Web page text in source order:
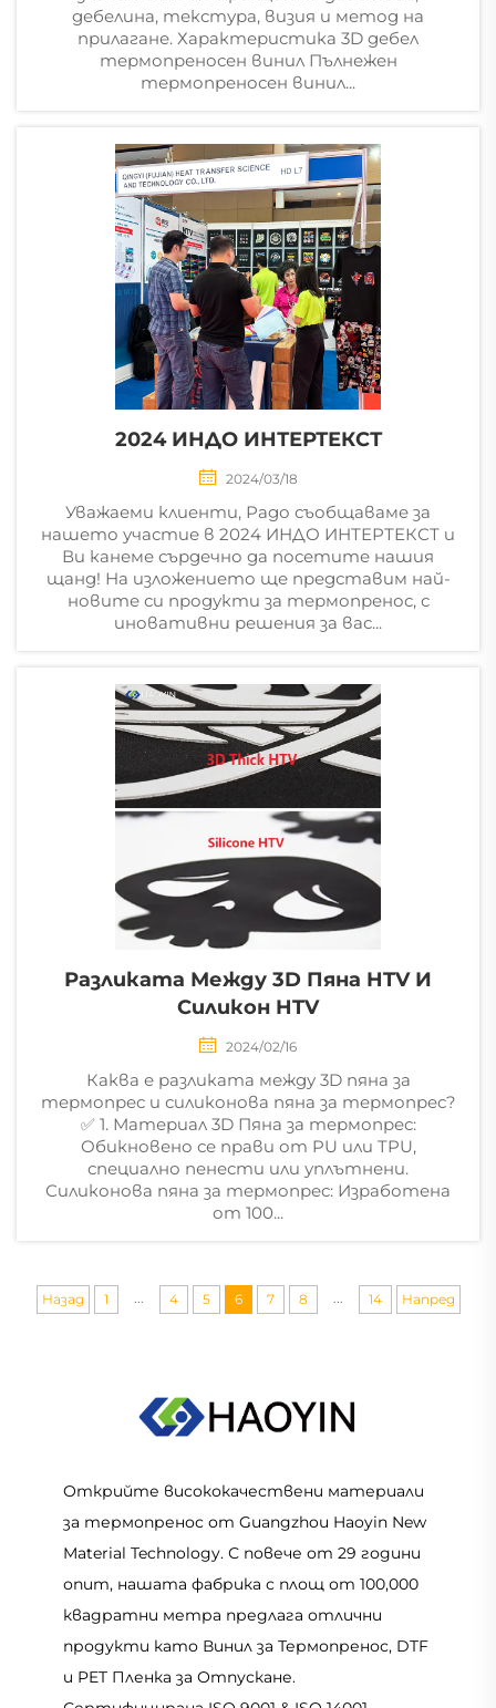
дебелина, текстура, визия и метод на
прилагане. Характеристика 3D дебел
термопреносен винил Пълнежен
термопреносен винил...
2024 ИНДО ИНТЕРТЕКСТ
2024/03/18
Уважаеми клиенти, Радо съобщаваме за
нашето участие в 2024 ИНДО ИНТЕРТЕКСТ и
Ви канеме сърдечно да посетите нашия
щанд! На изложението ще представим най-
новите си продукти за термопренос, с
иновативни решения за вас...
Разликата Между 3D Пяна HTV И
Силикон HTV
2024/02/16
Каква е разликата между 3D пяна за
термопрес и силиконова пяна за термопрес?
✅ 1. Материал 3D Пяна за термопрес:
Обикновено се прави от PU или TPU,
специално пенести или уплътнени.
Силиконова пяна за термопрес: Изработена
от 100...
Назад 1 ... 4 5 6 7 8 ... 14 Напред
Открийте висококачествени материали
за термопренос от Guangzhou Haoyin New
Material Technology. С повече от 29 години
опит, нашата фабрика с площ от 100,000
квадратни метра предлага отлични
продукти като Винил за Термопренос, DTF
и PET Пленка за Отпускане.